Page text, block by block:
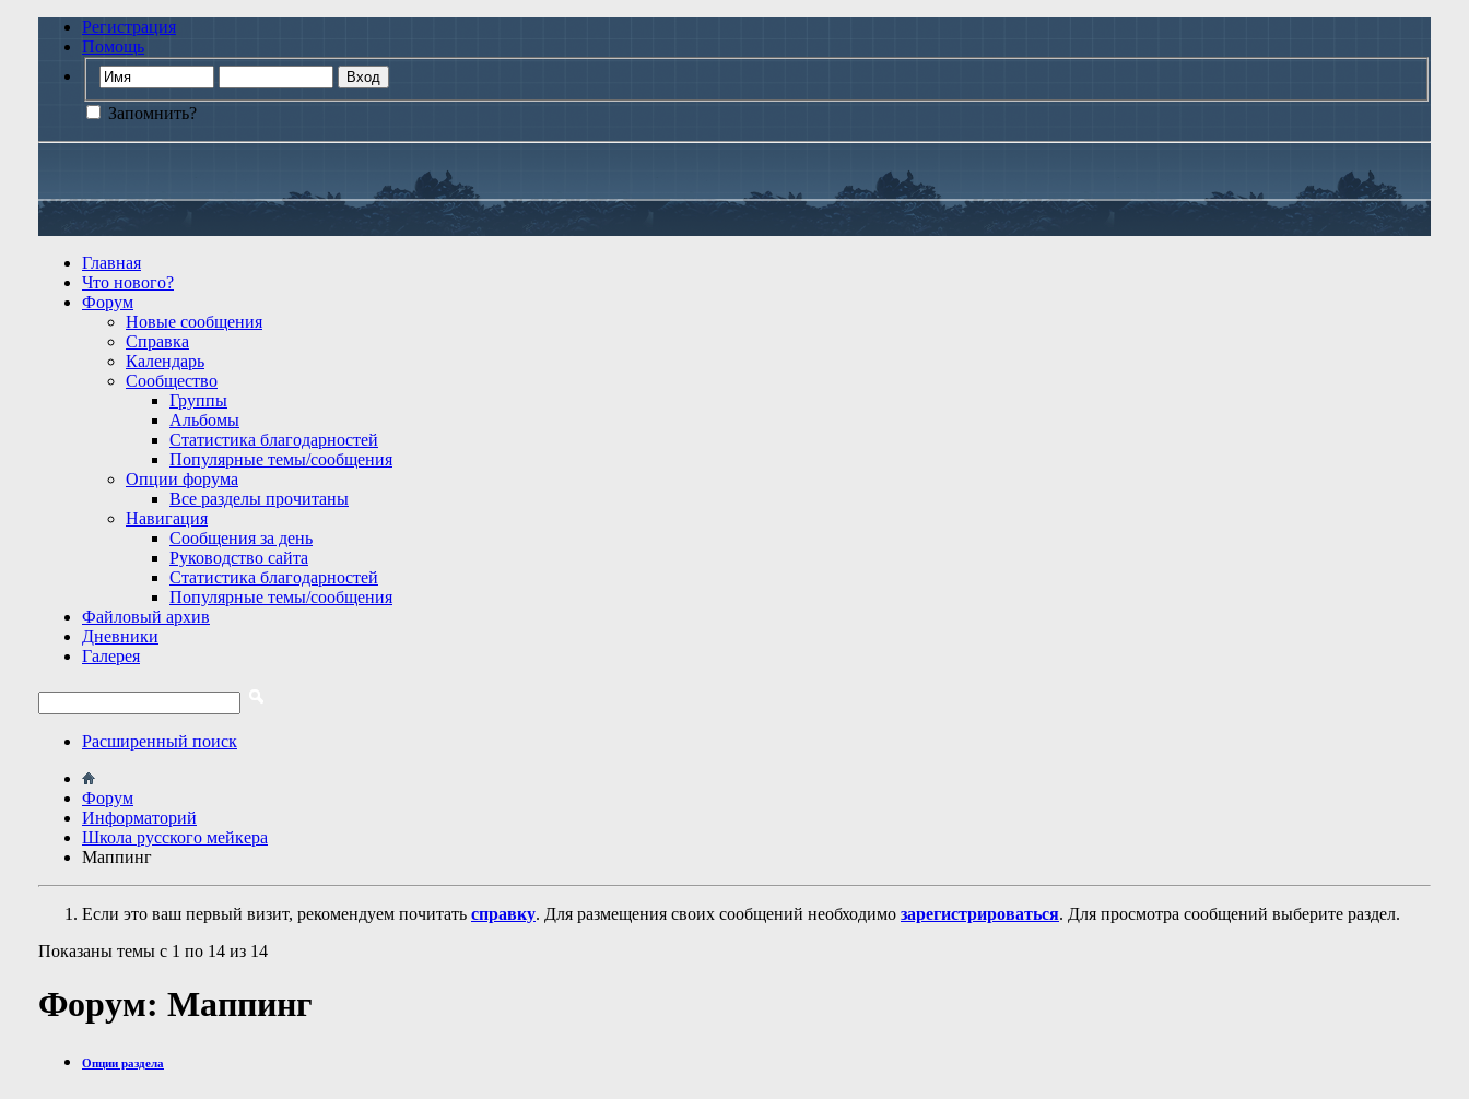
Регистрация
Помощь
Запомнить?
Главная
Что нового?
Форум
Новые сообщения
Справка
Календарь
Сообщество
Группы
Альбомы
Статистика благодарностей
Популярные темы/сообщения
Опции форума
Все разделы прочитаны
Навигация
Сообщения за день
Руководство сайта
Статистика благодарностей
Популярные темы/сообщения
Файловый архив
Дневники
Галерея
Расширенный поиск
Форум
Информаторий
Школа русского мейкера
Маппинг
Если это ваш первый визит, рекомендуем почитать справку. Для размещения своих сообщений необходимо зарегистрироваться. Для просмотра сообщений выберите раздел.
Показаны темы с 1 по 14 из 14
Форум: Маппинг
Опции раздела